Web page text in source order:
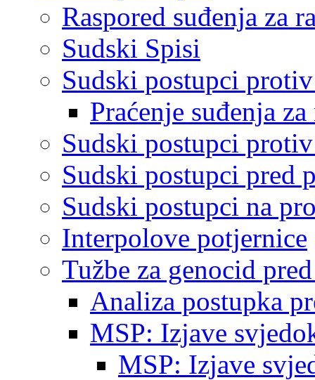
Raspored suđenja za
Sudski Spisi
Sudski postupci
Praćenje suđenja
Sudski postupci
Sudski postupci pred
Sudski postupci na
Interpolove potjernice
Tužbe za genocid
Analiza postupka
MSP: Izjave
MSP: Izjave